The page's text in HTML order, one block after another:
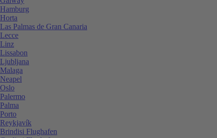
Hamburg
Horta
Las Palmas de Gran Canaria
Lecce
Linz
Lissabon
Ljubljana
Malaga
Neapel
Oslo
Palermo
Palma
Porto
Reykjavík
Brindisi Flughafen